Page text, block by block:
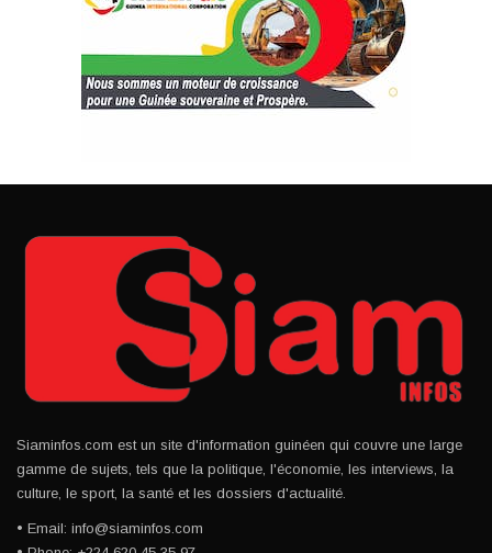
Siaminfos.com est un site d'information guinéen qui couvre une large
gamme de sujets, tels que la politique, l'économie, les interviews, la
culture, le sport, la santé et les dossiers d'actualité.
• Email: info@siaminfos.com